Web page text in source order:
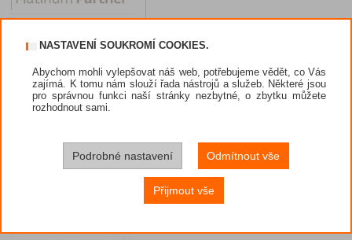
NASTAVENÍ SOUKROMÍ COOKIES.
Abychom mohli vylepšovat náš web, potřebujeme vědět, co Vás
zajímá. K tomu nám slouží řada nástrojů a služeb. Některé jsou
pro správnou funkci naší stránky nezbytné, o zbytku můžete
rozhodnout sami.
Podrobné nastavení Odmítnout vše
Přijmout vše